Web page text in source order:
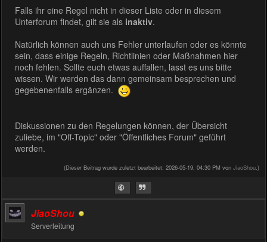
Falls ihr eine Regel nicht in dieser Liste oder in diesem
Unterforum findet, gilt sie als inaktiv.
Natürlich können auch uns Fehler unterlaufen oder es könnte
sein, dass einige Regeln, Richtlinien oder Maßnahmen hier
noch fehlen. Sollte euch etwas auffallen, lasst es uns bitte
wissen. Wir werden das dann gemeinsam besprechen und
gegebenenfalls ergänzen.
Diskussionen zu den Regelungen können, der Übersicht
zuliebe, im "Off-Topic" oder "Öffentliches Forum" geführt
werden.
(Dieser Beitrag wurde zuletzt bearbeitet: 2026-05-19, 04:30 PM von JiaoShou.)
JiaoShou
Serverleitung